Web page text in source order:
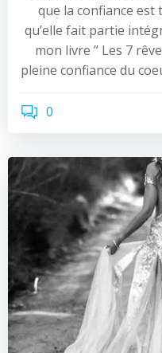
que la confiance
qu’elle fait partie
mon livre ” Les 7
pleine confiance du
0